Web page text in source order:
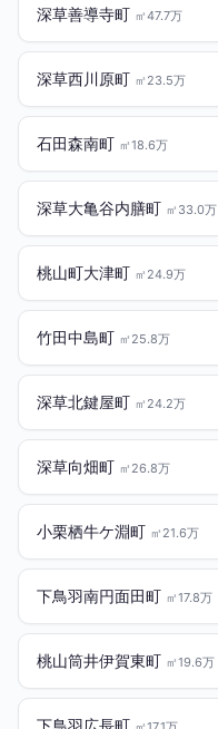
深草善導寺町 ㎡47.7万
深草西川原町 ㎡23.5万
石田森南町 ㎡18.6万
深草大亀谷内膳町 ㎡33.0万
桃山町大津町 ㎡24.9万
竹田中島町 ㎡25.8万
深草北鍵屋町 ㎡24.2万
深草向畑町 ㎡26.8万
小栗栖牛ケ淵町 ㎡21.6万
下鳥羽南円面田町 ㎡17.8万
桃山筒井伊賀東町 ㎡19.6万
下鳥羽広長町